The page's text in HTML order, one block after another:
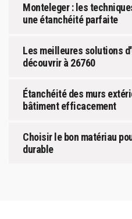
Monteleger : les
une étanchéité parfaite
Les meilleures solutions
découvrir à 26760
Étanchéité des murs
bâtiment efficacement
Choisir le bon matériau
durable